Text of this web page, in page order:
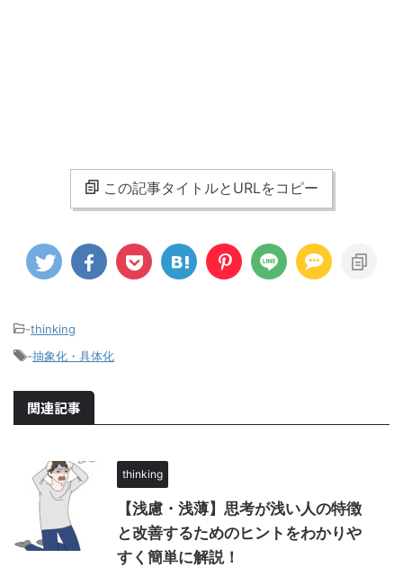
この記事タイトルとURLをコピー
-thinking
-抽象化・具体化
関連記事
thinking
【浅慮・浅薄】思考が浅い人の特徴
と改善するためのヒントをわかりや
すく簡単に解説！